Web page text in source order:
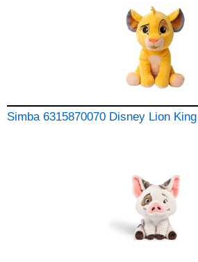
Simba 6315870070 Disney Lion King